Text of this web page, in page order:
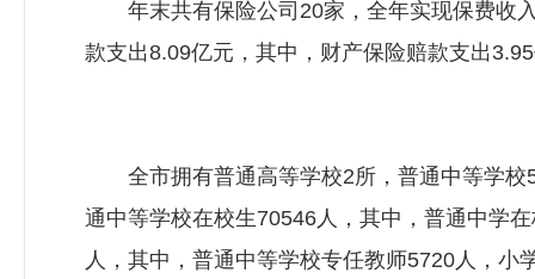
年末共有保险公司20家，全年实现保费收入
款支出8.09亿元，其中，财产保险赔款支出
全市拥有普通高等学校2所，普通中等学校
通中等学校在校生70546人，其中，普通中学
人，其中，普通中等学校专任教师5720人，